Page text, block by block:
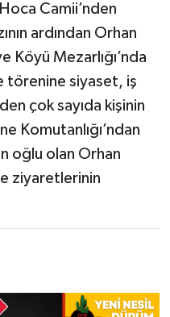
Camii’nden
ardından Orhan
Köyü Mezarlığı’nda
törenine siyaset, iş
çok sayıda kişinin
Komutanlığı’ndan
oğlu olan Orhan
ziyaretlerinin